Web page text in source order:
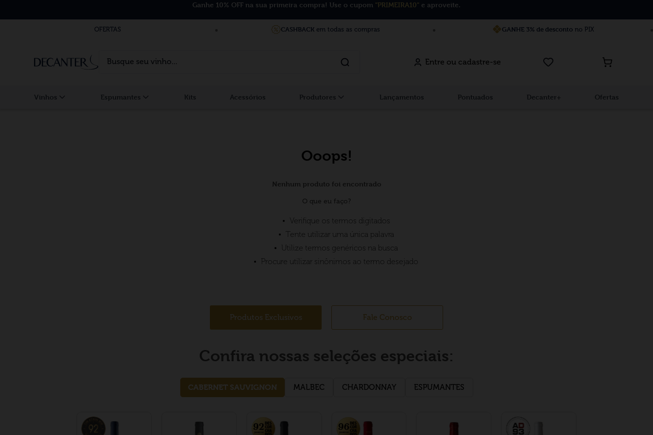
Ganhe 10% OFF na sua primeira compra! Use o cupom "PRIMEIRA10" e aproveite.
OFERTAS CASHBACKem todas as compras GANHE 3% de descontono PIX
Entre ou cadastre-se
Vinhos Espumantes Kits Acessórios Produtores Lançamentos Pontuados Decanter+ Ofertas
Ooops!
Nenhum produto foi encontrado
O que eu faço?
Verifique os termos digitados
Tente utilizar uma única palavra
Utilize termos genéricos na busca
Procure utilizar sinônimos ao termo desejado
Produtos Exclusivos Fale Conosco
Confira nossas seleções especiais:
CABERNET SAUVIGNON MALBEC CHARDONNAY ESPUMANTES